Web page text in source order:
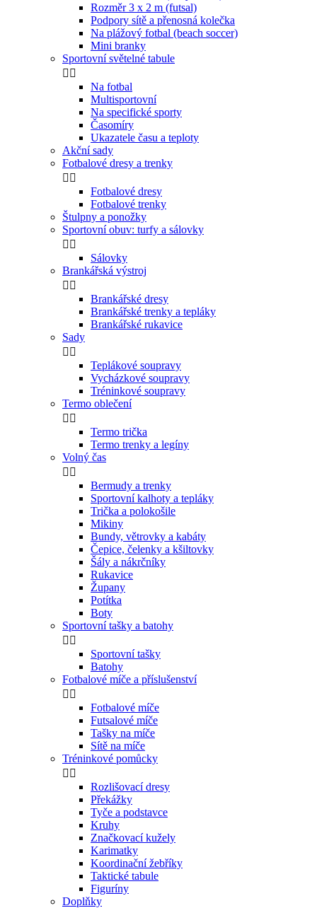
Rozměr 3 x 2 m (futsal)
Podpory sítě a přenosná kolečka
Na plážový fotbal (beach soccer)
Mini branky
Sportovní světelné tabule
 
Na fotbal
Multisportovní
Na specifické sporty
Časomíry
Ukazatele času a teploty
Akční sady
Fotbalové dresy a trenky
 
Fotbalové dresy
Fotbalové trenky
Štulpny a ponožky
Sportovní obuv: turfy a sálovky
 
Sálovky
Brankářská výstroj
 
Brankářské dresy
Brankářské trenky a tepláky
Brankářské rukavice
Sady
 
Teplákové soupravy
Vycházkové soupravy
Tréninkové soupravy
Termo oblečení
 
Termo trička
Termo trenky a legíny
Volný čas
 
Bermudy a trenky
Sportovní kalhoty a tepláky
Trička a polokošile
Mikiny
Bundy, větrovky a kabáty
Čepice, čelenky a kšiltovky
Šály a nákrčníky
Rukavice
Župany
Potítka
Boty
Sportovní tašky a batohy
 
Sportovní tašky
Batohy
Fotbalové míče a příslušenství
 
Fotbalové míče
Futsalové míče
Tašky na míče
Sítě na míče
Tréninkové pomůcky
 
Rozlišovací dresy
Překážky
Tyče a podstavce
Kruhy
Značkovací kužely
Karimatky
Koordinační žebříky
Taktické tabule
Figuríny
Doplňky